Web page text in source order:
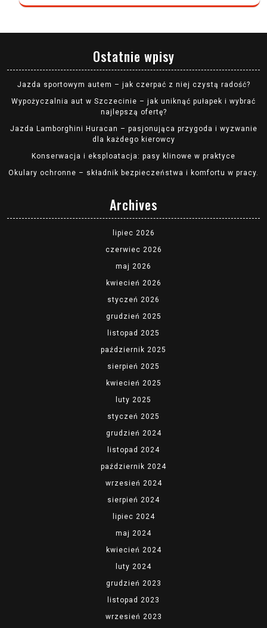
Ostatnie wpisy
Jazda sportowym autem – jak czerpać z niej czystą radość?
Wypożyczalnia aut w Szczecinie – jak uniknąć pułapek i wybrać
najlepszą ofertę?
Jazda Lamborghini Huracan – pasjonująca przygoda i wyzwanie
dla każdego kierowcy
Konserwacja i eksploatacja: pasy klinowe w praktyce
Okulary ochronne – składnik bezpieczeństwa i komfortu w pracy.
Archives
lipiec 2026
czerwiec 2026
maj 2026
kwiecień 2026
styczeń 2026
grudzień 2025
listopad 2025
październik 2025
sierpień 2025
kwiecień 2025
luty 2025
styczeń 2025
grudzień 2024
listopad 2024
październik 2024
wrzesień 2024
sierpień 2024
lipiec 2024
maj 2024
kwiecień 2024
luty 2024
grudzień 2023
listopad 2023
wrzesień 2023